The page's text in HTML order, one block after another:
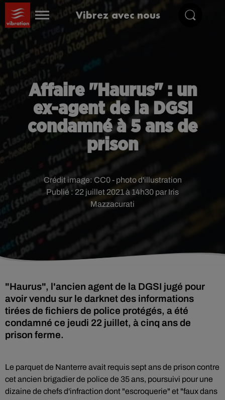
Vibrez avec nous
Affaire "Haurus" : un
ex-agent de la DGSI
condamné à 5 ans de
prison
Publié : 22 juillet 2021 à 14h30 par Iris
Mazzacurati
Crédit image: CC0 - photo d'illustration
"Haurus", l'ancien agent de la DGSI jugé pour
avoir vendu sur le darknet des informations
tirées de fichiers de police protégés, a été
condamné ce jeudi 22 juillet, à cinq ans de
prison ferme.
Le parquet de Nanterre avait requis sept ans de prison contre
cet ancien brigadier de police de 35 ans, poursuivi pour une
dizaine de chefs d'infraction dont "escroquerie" et "faux dans